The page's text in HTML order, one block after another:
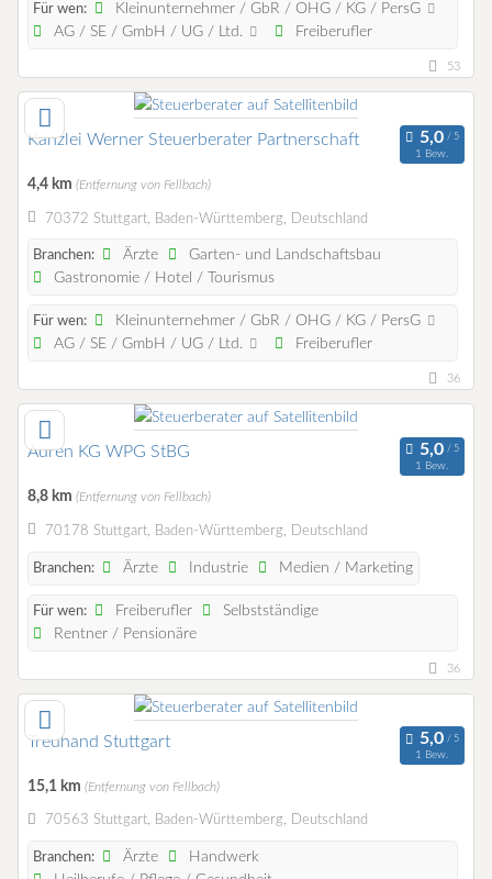
Für wen:
Kleinunternehmer / GbR / OHG / KG / PersG
AG / SE / GmbH / UG / Ltd.
Freiberufler
53
Kanzlei Werner Steuerberater Partnerschaft
1 Bew.
4,4 km (Entfernung von Fellbach)
70372 Stuttgart, Baden-Württemberg, Deutschland
Branchen: Ärzte
Garten- und Landschaftsbau
Gastronomie / Hotel / Tourismus
Für wen:
Kleinunternehmer / GbR / OHG / KG / PersG
AG / SE / GmbH / UG / Ltd.
Freiberufler
36
Auren KG WPG StBG
1 Bew.
8,8 km (Entfernung von Fellbach)
70178 Stuttgart, Baden-Württemberg, Deutschland
Branchen: Ärzte Industrie Medien / Marketing
Für wen: Freiberufler
Selbstständige
Rentner / Pensionäre
36
Treuhand Stuttgart
1 Bew.
15,1 km (Entfernung von Fellbach)
70563 Stuttgart, Baden-Württemberg, Deutschland
Branchen: Ärzte
Handwerk